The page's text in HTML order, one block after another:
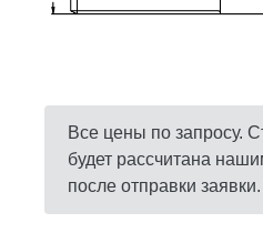
Все цены по запросу.
будет рассчитана
после отправки заявки.